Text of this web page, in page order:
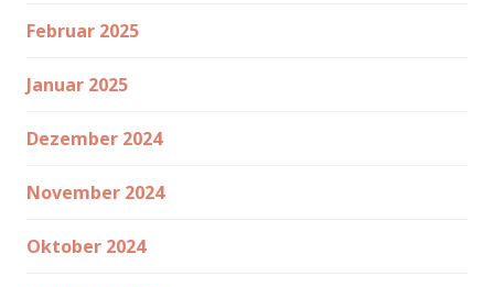
Februar 2025
Januar 2025
Dezember 2024
November 2024
Oktober 2024